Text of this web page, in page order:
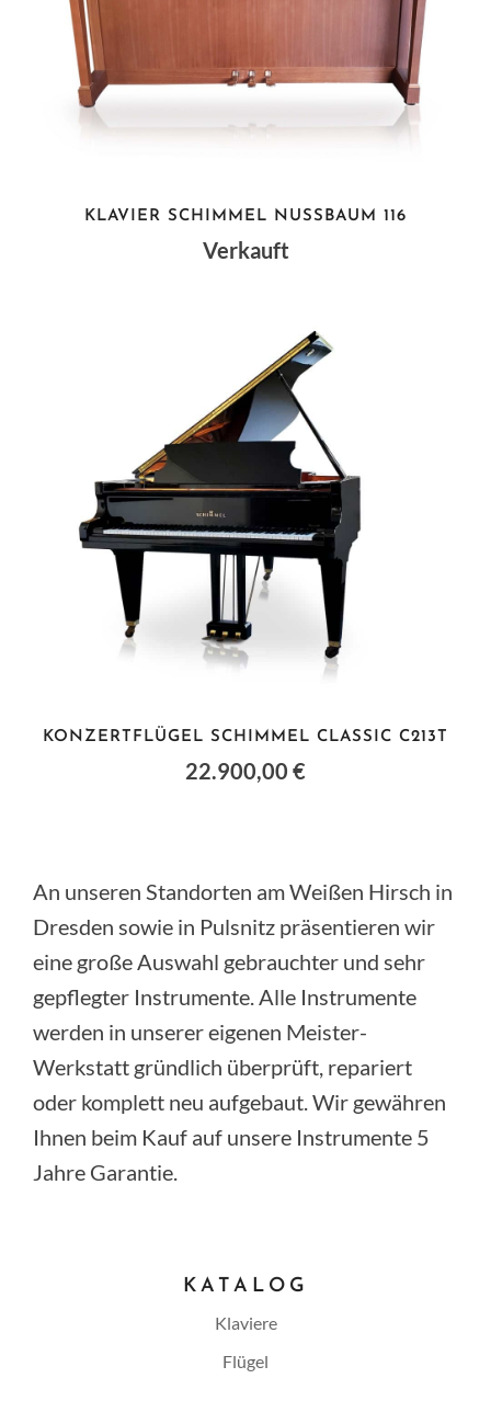
KLAVIER SCHIMMEL NUSSBAUM 116
Verkauft
KONZERTFLÜGEL SCHIMMEL CLASSIC C213T
22.900,00 €
An unseren Standorten am Weißen Hirsch in
Dresden sowie in Pulsnitz präsentieren wir
eine große Auswahl gebrauchter und sehr
gepflegter Instrumente. Alle Instrumente
werden in unserer eigenen Meister-
Werkstatt gründlich überprüft, repariert
oder komplett neu aufgebaut. Wir gewähren
Ihnen beim Kauf auf unsere Instrumente 5
Jahre Garantie.
KATALOG
Klaviere
Flügel